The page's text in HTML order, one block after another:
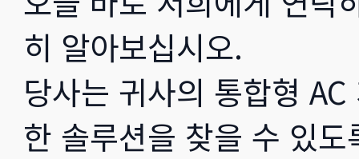
히 알아보십시오.
당사는 귀사의 통합형
한 솔루션을 찾을 수 있